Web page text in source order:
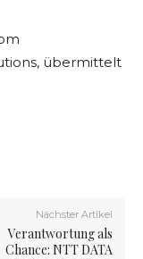
übermittelt
Nächster Artikel
Verantwortung als
Chance: NTT DATA